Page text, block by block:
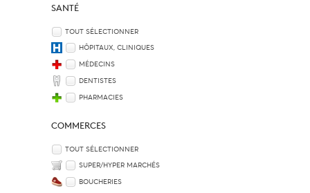
SANTÉ
TOUT SÉLECTIONNER
HÔPITAUX, CLINIQUES
MÉDECINS
DENTISTES
PHARMACIES
COMMERCES
TOUT SÉLECTIONNER
SUPER/HYPER MARCHÉS
BOUCHERIES